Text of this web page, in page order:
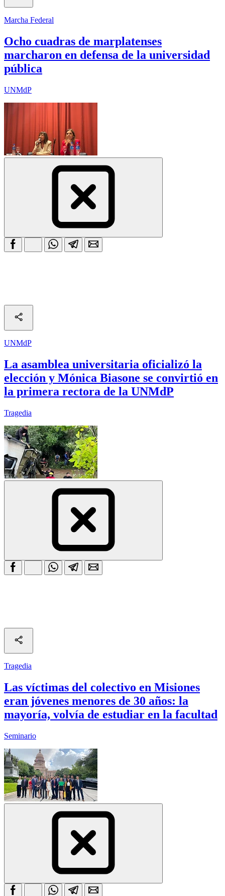
Marcha Federal
Ocho cuadras de marplatenses
marcharon en defensa de la universidad
pública
UNMdP
UNMdP
La asamblea universitaria oficializó la
elección y Mónica Biasone se convirtió en
la primera rectora de la UNMdP
Tragedia
Tragedia
Las víctimas del colectivo en Misiones
eran jóvenes menores de 30 años: la
mayoría, volvía de estudiar en la facultad
Seminario